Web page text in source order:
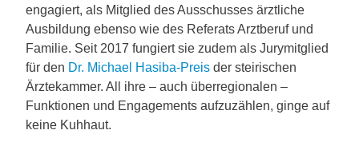
engagiert, als Mitglied des Ausschusses ärztliche
Ausbildung ebenso wie des Referats Arztberuf und
Familie. Seit 2017 fungiert sie zudem als Jurymitglied
für den Dr. Michael Hasiba-Preis der steirischen
Ärztekammer. All ihre – auch überregionalen –
Funktionen und Engagements aufzuzählen, ginge auf
keine Kuhhaut.